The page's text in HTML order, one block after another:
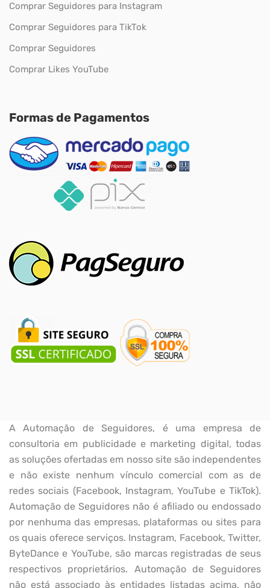
Comprar Seguidores para Instagram
Comprar Seguidores para TikTok
Comprar Seguidores
Comprar Likes YouTube
Formas de Pagamentos
A Automação de Seguidores, é uma empresa de
consultoria em publicidade e marketing digital, todas
as soluções ofertadas em nosso site são independentes
e não existe nenhum vínculo comercial com as de
redes sociais (Facebook, Instagram, YouTube e TikTok).
Automação de Seguidores não é afiliado ou endossado
por nenhuma das empresas, plataformas ou sites para
os quais oferece serviços. Instagram, Facebook, Twitter,
ByteDance e YouTube, são marcas registradas de seus
respectivos proprietários. Automação de Seguidores
não está associado às entidades listadas acima, não